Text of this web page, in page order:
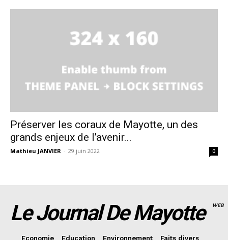
Préserver les coraux de Mayotte, un des
grands enjeux de l’avenir...
Mathieu JANVIER - 29 juin 2022 0
Le Journal De Mayotte WEB
Economie Education Environnement
Faits divers